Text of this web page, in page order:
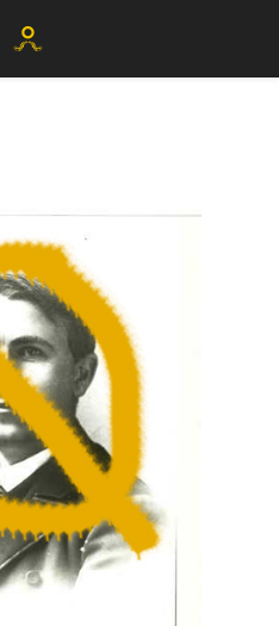
+34 677 802 482
info@agenciayablochkov.com
Romero 22, 41219 Las Pajanosas.
Sevilla